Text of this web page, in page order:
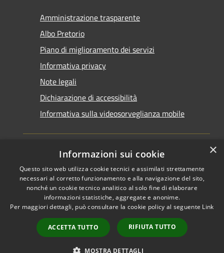
Amministrazione trasparente
Albo Pretorio
Piano di miglioramento dei servizi
Informativa privacy
Note legali
Dichiarazione di accessibilità
Informativa sulla videosorveglianza mobile
RSS
Accessibilità
Cookie
Mappa del sito
Area riservata del
Copyright © 2026 • Comune di
Taranto • Powered by
Municipium•Accesso
redazione
×
Informazioni sui cookie
Questo sito web utilizza cookie tecnici e assimilati strettamente
necessari al corretto funzionamento e alla navigazione del sito,
nonché un cookie tecnico analitico al solo fine di elaborare
informazioni statistiche, aggregate e anonime.
Per maggiori dettagli, può consultare la cookie policy al seguente Link
ACCETTA TUTTO RIFIUTA TUTTO
MOSTRA DETTAGLI